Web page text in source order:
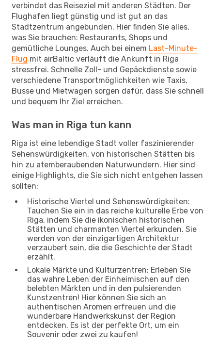
verbindet das Reiseziel mit anderen Städten. Der
Flughafen liegt günstig und ist gut an das
Stadtzentrum angebunden. Hier finden Sie alles,
was Sie brauchen: Restaurants, Shops und
gemütliche Lounges. Auch bei einem Last-Minute-
Flug mit airBaltic verläuft die Ankunft in Riga
stressfrei. Schnelle Zoll- und Gepäckdienste sowie
verschiedene Transportmöglichkeiten wie Taxis,
Busse und Mietwagen sorgen dafür, dass Sie schnell
und bequem Ihr Ziel erreichen.
Was man in Riga tun kann
Riga ist eine lebendige Stadt voller faszinierender
Sehenswürdigkeiten, von historischen Stätten bis
hin zu atemberaubenden Naturwundern. Hier sind
einige Highlights, die Sie sich nicht entgehen lassen
sollten:
Historische Viertel und Sehenswürdigkeiten:
Tauchen Sie ein in das reiche kulturelle Erbe von
Riga, indem Sie die ikonischen historischen
Stätten und charmanten Viertel erkunden. Sie
werden von der einzigartigen Architektur
verzaubert sein, die die Geschichte der Stadt
erzählt.
Lokale Märkte und Kulturzentren: Erleben Sie
das wahre Leben der Einheimischen auf den
belebten Märkten und in den pulsierenden
Kunstzentren! Hier können Sie sich an
authentischen Aromen erfreuen und die
wunderbare Handwerkskunst der Region
entdecken. Es ist der perfekte Ort, um ein
Souvenir oder zwei zu kaufen!